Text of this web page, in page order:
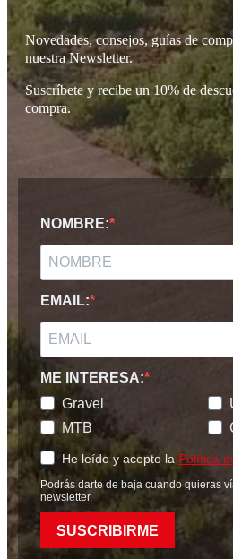
Novedades, consejos, guías de
nuestra Newsletter.
Suscríbete y recibe un 10% de
compra.
NOMBRE:
EMAIL:
ME INTERESA:
Gravel
MTB
He leído y acepto la Política
Podrás darte de baja cuando quieras
newsletter.
SUSCRIBIRME